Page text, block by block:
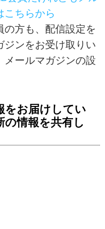
こちらから
方も、配信設定を
ジンをお受け取りい
メールマガジンの設
お届けしてい
の情報を共有し